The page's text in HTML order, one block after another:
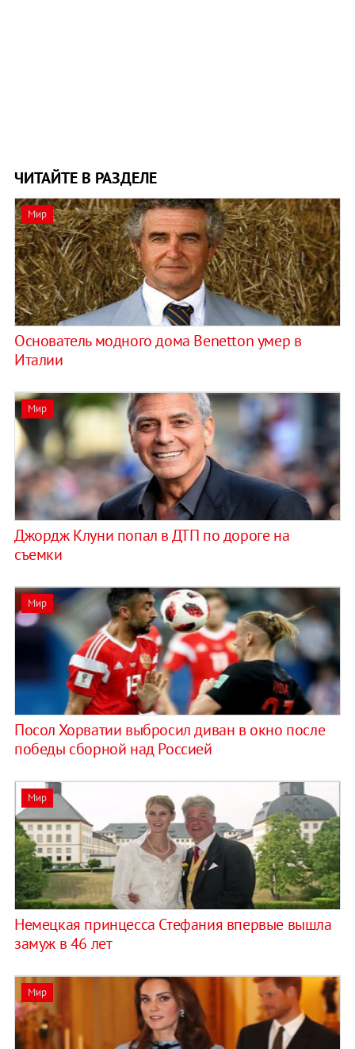
ЧИТАЙТЕ В РАЗДЕЛЕ
Мир
Основатель модного дома Benetton умер в
Италии
Мир
Джордж Клуни попал в ДТП по дороге на
съемки
Мир
Посол Хорватии выбросил диван в окно после
победы сборной над Россией
Мир
Немецкая принцесса Стефания впервые вышла
замуж в 46 лет
Мир